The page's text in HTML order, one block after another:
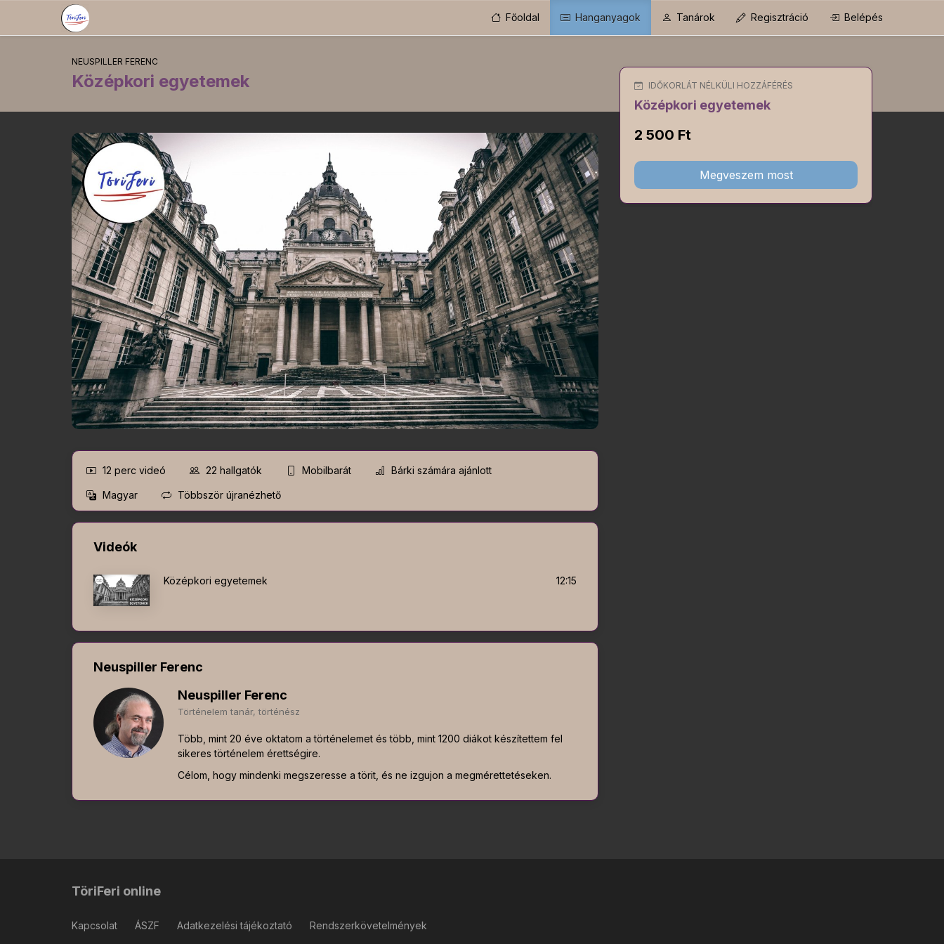
Főoldal Hanganyagok Tanárok Regisztráció Belépés
NEUSPILLER FERENC
Középkori egyetemek
12 perc videó 22 hallgatók Mobilbarát Bárki számára ajánlott
Magyar Többször újranézhető
Videók
Középkori egyetemek 12:15
Neuspiller Ferenc
Neuspiller Ferenc
Történelem tanár, történész
Több, mint 20 éve oktatom a történelemet és több, mint 1200 diákot készítettem fel
sikeres történelem érettségire.
Célom, hogy mindenki megszeresse a törit, és ne izgujon a megmérettetéseken.
IDŐKORLÁT NÉLKÜLI HOZZÁFÉRÉS
Középkori egyetemek
2 500 Ft
Megveszem most
TöriFeri online
Kapcsolat ÁSZF Adatkezelési tájékoztató Rendszerkövetelmények